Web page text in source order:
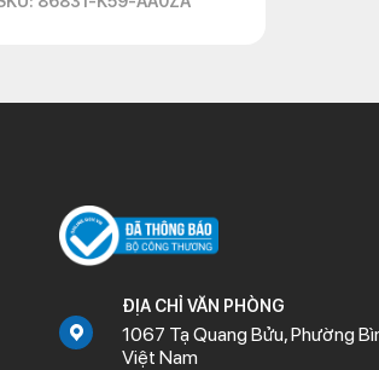
ĐỊA CHỈ VĂN PHÒNG
1067 Tạ Quang Bửu, Phường
Việt Nam